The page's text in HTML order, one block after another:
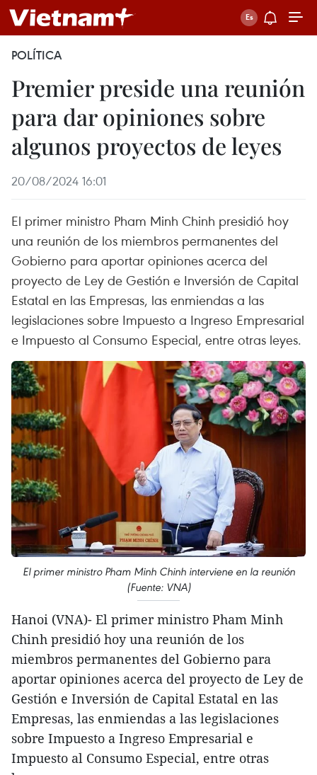
POLÍTICA
Premier preside una reunión
para dar opiniones sobre
algunos proyectos de leyes
20/08/2024 16:01
El primer ministro Pham Minh Chinh presidió hoy
una reunión de los miembros permanentes del
Gobierno para aportar opiniones acerca del
proyecto de Ley de Gestión e Inversión de Capital
Estatal en las Empresas, las enmiendas a las
legislaciones sobre Impuesto a Ingreso Empresarial
e Impuesto al Consumo Especial, entre otras leyes.
El primer ministro Pham Minh Chinh interviene en la reunión
(Fuente: VNA)
Hanoi (VNA)- El primer ministro Pham Minh
Chinh presidió hoy una reunión de los
miembros permanentes del Gobierno para
aportar opiniones acerca del proyecto de Ley de
Gestión e Inversión de Capital Estatal en las
Empresas, las enmiendas a las legislaciones
sobre Impuesto a Ingreso Empresarial e
Impuesto al Consumo Especial, entre otras